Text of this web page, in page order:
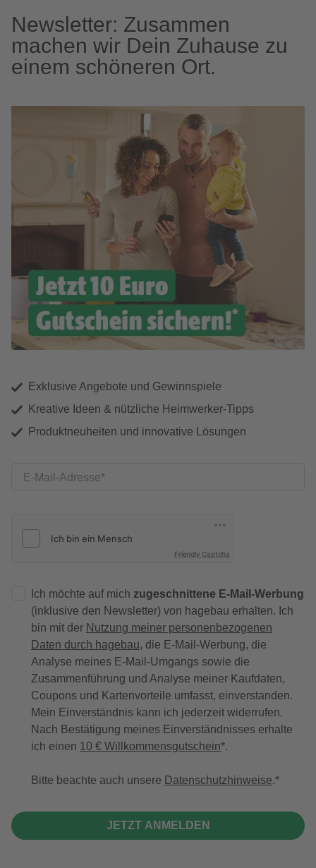
Newsletter: Zusammen
machen wir Dein Zuhause zu
einem schöneren Ort.
Exklusive Angebote und Gewinnspiele
Kreative Ideen & nützliche Heimwerker-Tipps
Produktneuheiten und innovative Lösungen
E-Mail-Adresse
Friendly Captcha
Ich möchte auf mich zugeschnittene E-Mail-Werbung
(inklusive den Newsletter) von hagebau erhalten. Ich
bin mit der Nutzung meiner personenbezogenen
Daten durch hagebau, die E-Mail-Werbung, die
Analyse meines E-Mail-Umgangs sowie die
Zusammenführung und Analyse meiner Kaufdaten,
Coupons und Kartenvorteile umfasst, einverstanden.
Mein Einverständnis kann ich jederzeit widerrufen.
Nach Bestätigung meines Einverständnisses erhalte
ich einen 10 € Willkommensgutschein*.
Bitte beachte auch unsere Datenschutzhinweise.
JETZT ANMELDEN